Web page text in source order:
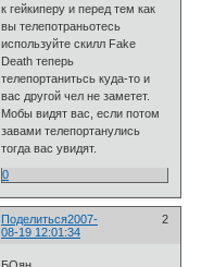
к гейкиперу и перед тем как
вы телепотраньотесь
используйте скилл Fake
Death теперь
телепортанитьсь куда-то и
вас другой чел не заметет.
Мобы видят вас, если потом
завами телепортанулись
тогда вас увидят.
0
Поделиться 2
2007-
08-19 12:01:34